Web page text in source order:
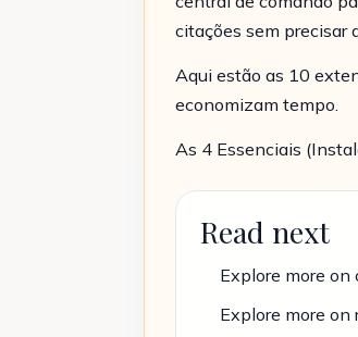
citações sem precisar
Aqui estão as 10
economizam tempo.
As 4 Essenciais
Read next
Explore more
Explore more on